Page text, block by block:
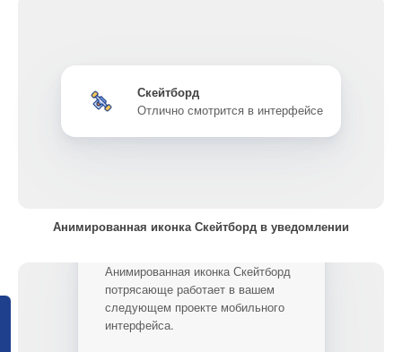
Скейтборд
Отлично смотрится в интерфейсе
Анимированная иконка Скейтборд в уведомлении
Анимированная иконка Скейтборд
потрясающе работает в вашем
следующем проекте мобильного
интерфейса.